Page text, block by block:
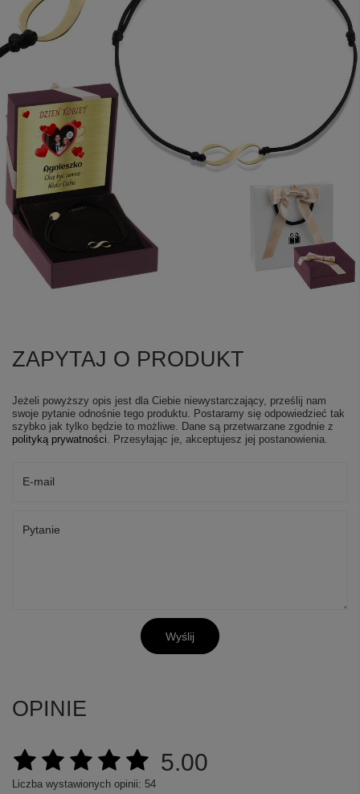
ZAPYTAJ O PRODUKT
Jeżeli powyższy opis jest dla Ciebie niewystarczający, prześlij nam
swoje pytanie odnośnie tego produktu. Postaramy się odpowiedzieć tak
szybko jak tylko będzie to możliwe. Dane są przetwarzane zgodnie z
polityką prywatności. Przesyłając je, akceptujesz jej postanowienia.
E-mail
Pytanie
Wyślij
OPINIE
5.00
Liczba wystawionych opinii: 54